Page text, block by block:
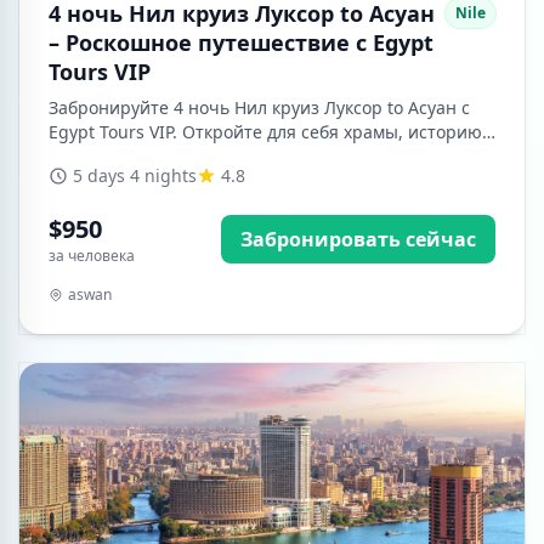
4 ночь Нил круиз Луксор to Асуан
– Роскошное путешествие с Egypt
Tours VIP
Nile
Забронируйте 4 ночь Нил круиз Луксор to Асуан с
Egypt Tours VIP. Откройте для себя храмы, историю
по Нилу ждёт вас!
5 days 4 nights 4.8
$950
за человека
Забронировать сейчас
aswan